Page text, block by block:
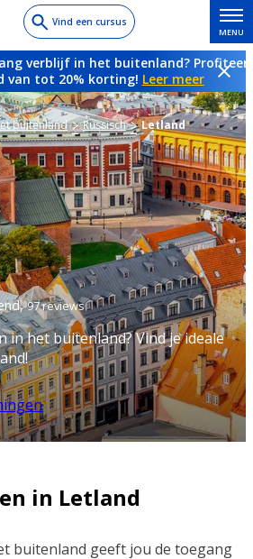
Vind een cursus
MENU
verblijf in het buitenland? Profiteer
van tot 20% korting! Leer meer
buitenland Russisch Letland
97 reviews
in het buitenland? Vind je ideale
in Letland
buitenland geeft jou de toegang